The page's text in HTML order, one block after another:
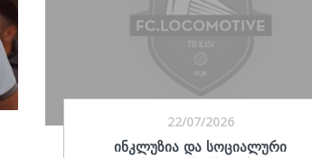
22/07/2026
ᲘᲜᲙᲚᲣᲖᲘᲐ ᲓᲐ ᲡᲝᲪᲘᲐᲚᲣᲠᲘ